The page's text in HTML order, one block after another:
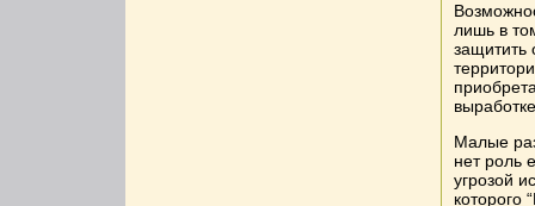
лишь в
защитить
Малые
нет роль
угрозой
которого